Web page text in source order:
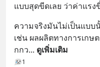
แบบสุดขีดเลย ว่าค่าแร
ความจริงมันไม่เป็นแบ
เช่น ผลผลิตทางการเก
กกว... ดูเพิ่มเติม
1